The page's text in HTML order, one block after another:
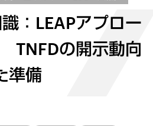
：LEAPアプロー
TNFDの開示動向
準備